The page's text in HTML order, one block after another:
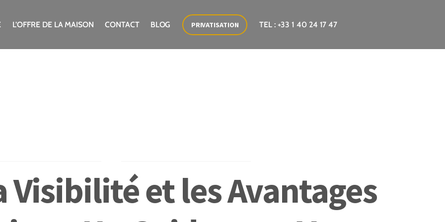
L’OFFRE DE LA MAISON CONTACT BLOG PRIVATISATION TEL : +33 1 40 24 17 47
Visibilité et les Avantages